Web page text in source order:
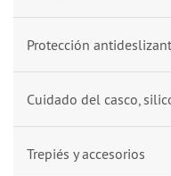
Protección
Cuidado del casco,
Trepiés y accesorios